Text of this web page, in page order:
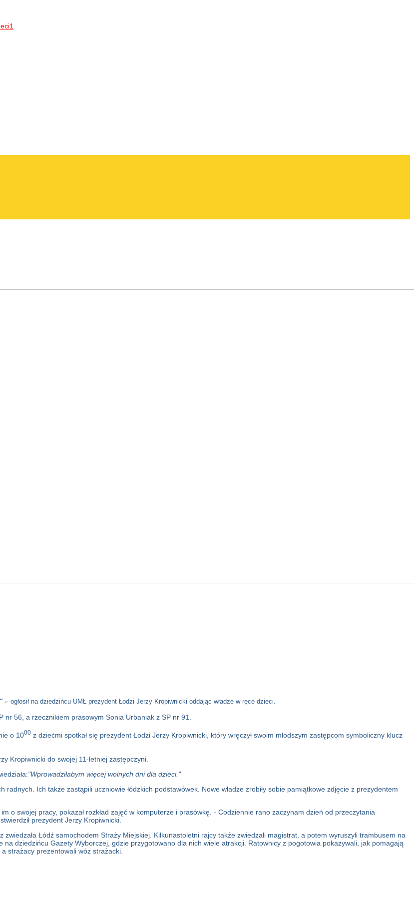
-- ogłosił na dziedzińcu UMŁ prezydent Łodzi Jerzy Kropiwnicki oddając władze w ręce dzieci.
56, a rzecznikiem prasowym Sonia Urbaniak z SP nr 91.
o 1000 z dziećmi spotkał się prezydent Łodzi Jerzy Kropiwnicki, który wręczył swoim młodszym zastępcom symboliczny klucz
Kropiwnicki do swojej 11-letniej zastępczyni.
"Wprowadziłabym więcej wolnych dni dla dzieci."
radnych. Ich także zastąpili uczniowie łódzkich podstawówek. Nowe władze zrobiły sobie pamiątkowe zdjęcie z prezydentem
o swojej pracy, pokazał rozkład zajęć w komputerze i prasówkę. - Codziennie rano zaczynam dzień od przeczytania
prezydent Jerzy Kropiwnicki.
Łódź samochodem Straży Miejskiej. Kilkunastoletni rajcy także zwiedzali magistrat, a potem wyruszyli trambusem na
dziedzińcu Gazety Wyborczej, gdzie przygotowano dla nich wiele atrakcji. Ratownicy z pogotowia pokazywali, jak pomagają
strażacy prezentowali wóz strażacki.